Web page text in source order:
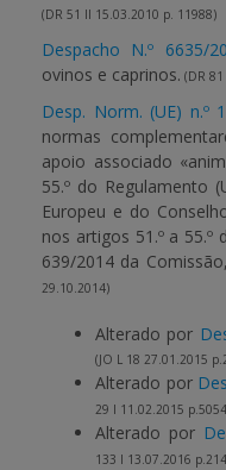
(DR 51 II 15.03.2010 p. 11988)
Despacho N.º 6635/
ovinos e caprinos. (DR
Desp. Norm. (UE) n.º
normas
apoio associado
55.º do Regulamento
Europeu e do
nos artigos 51.º a 55.º
639/2014 da
29.10.2014)
Alterado por
(JO L 18 27.01.2015
Alterado por
29 I 11.02.2015
Alterado por
133 I 13.07.2016